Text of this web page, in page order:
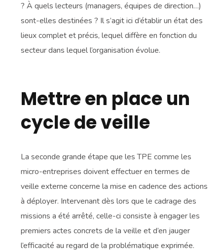
? À quels lecteurs (managers, équipes de direction…)
sont-elles destinées ? Il s’agit ici d’établir un état des
lieux complet et précis, lequel diffère en fonction du
secteur dans lequel l’organisation évolue.
Mettre en place un
cycle de veille
La seconde grande étape que les TPE comme les
micro-entreprises doivent effectuer en termes de
veille externe concerne la mise en cadence des actions
à déployer. Intervenant dès lors que le cadrage des
missions a été arrêté, celle-ci consiste à engager les
premiers actes concrets de la veille et d’en jauger
l’efficacité au regard de la problématique exprimée.